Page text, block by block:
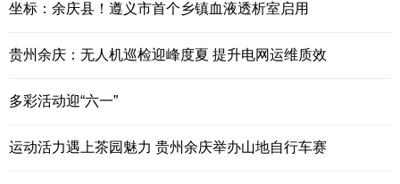
坐标：余庆县！遵义市首个乡镇血液透析室启用
贵州余庆：无人机巡检迎峰度夏 提升电网运维质效
多彩活动迎“六一”
运动活力遇上茶园魅力 贵州余庆举办山地自行车赛